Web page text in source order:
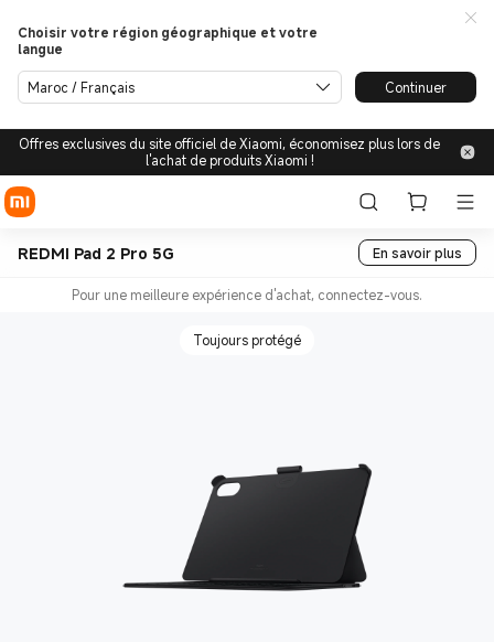
Choisir votre région géographique et votre
langue
Maroc / Français Continuer
Offres exclusives du site officiel de Xiaomi, économisez plus lors de
l'achat de produits Xiaomi !
REDMI Pad 2 Pro 5G En savoir plus
Pour une meilleure expérience d'achat, connectez-vous.
Toujours protégé